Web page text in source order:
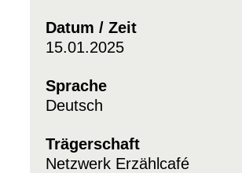
Datum / Zeit
15.01.2025
Sprache
Deutsch
Trägerschaft
Netzwerk Erzählcafé